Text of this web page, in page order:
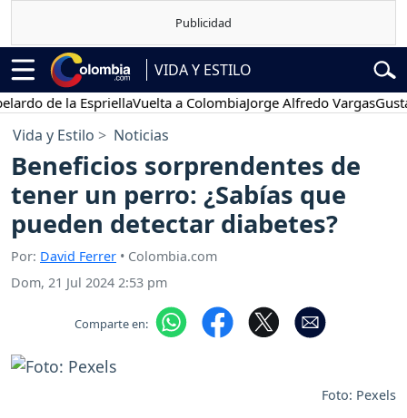
VIDA Y ESTILO
de la EspriellaVuelta a ColombiaJorge Alfredo VargasGustavo
Vida y Estilo Noticias
Beneficios sorprendentes de
tener un perro: ¿Sabías que
pueden detectar diabetes?
Por: David Ferrer • Colombia.com
Dom, 21 Jul 2024 2:53 pm
Comparte en:
Foto: Pexels